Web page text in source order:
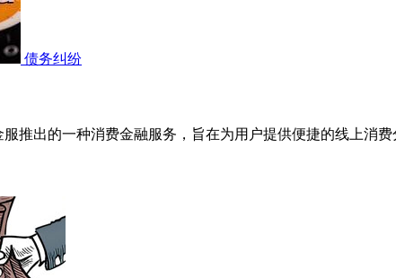
债务纠纷
推出的一种消费金融服务，旨在为用户提供便捷的线上消